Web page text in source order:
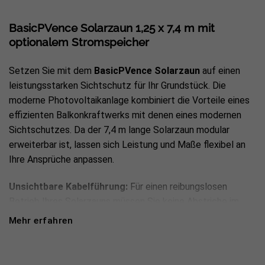
BasicPVence Solarzaun 1,25 x 7,4 m mit
optionalem Stromspeicher
Setzen Sie mit dem BasicPVence Solarzaun auf einen
leistungsstarken Sichtschutz für Ihr Grundstück. Die
moderne Photovoltaikanlage kombiniert die Vorteile eines
effizienten Balkonkraftwerks mit denen eines modernen
Sichtschutzes. Da der 7,4 m lange Solarzaun modular
erweiterbar ist, lassen sich Leistung und Maße flexibel an
Ihre Ansprüche anpassen.
Unsichtbare Kabelführung: Für einen reibungslosen
Hinblick auf eine ästhetische Optik machen. So verlaufen
Mehr erfahren